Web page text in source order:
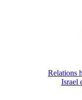
Relations
Israel